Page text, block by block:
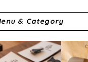
& Category